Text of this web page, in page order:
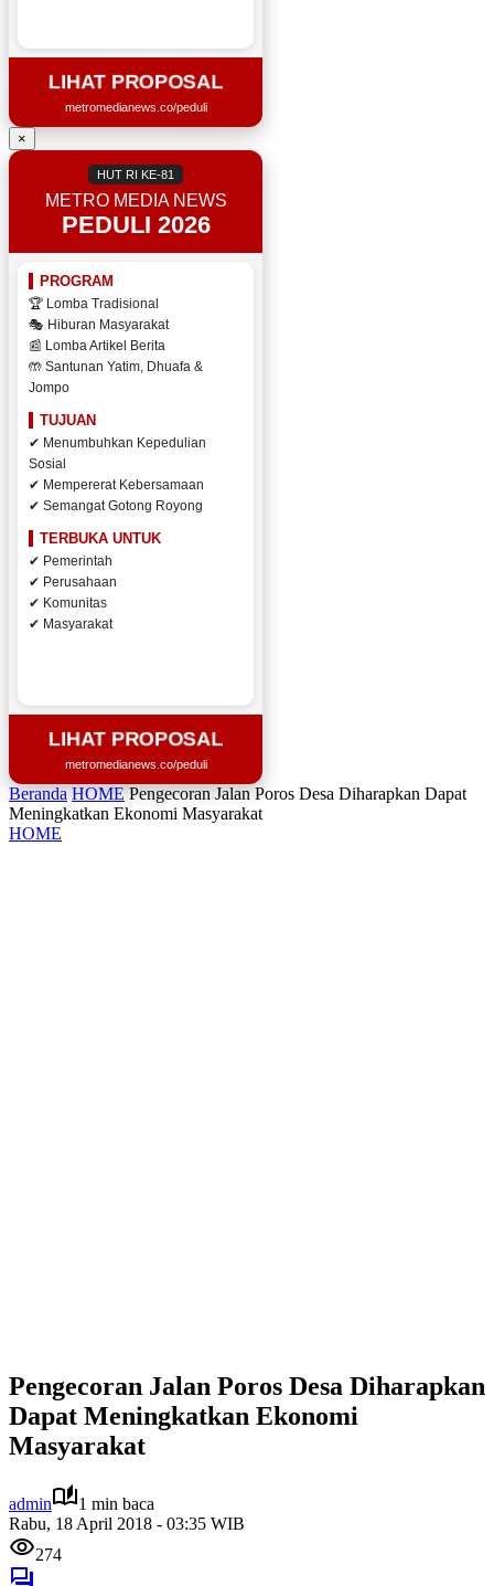
LIHAT PROPOSAL
metromedianews.co/peduli
×
HUT RI KE-81
METRO MEDIA NEWS
PEDULI 2026
PROGRAM
🏆 Lomba Tradisional
🎭 Hiburan Masyarakat
📰 Lomba Artikel Berita
🤲 Santunan Yatim, Dhuafa &
Jompo
TUJUAN
✔ Menumbuhkan Kepedulian
Sosial
✔ Mempererat Kebersamaan
✔ Semangat Gotong Royong
TERBUKA UNTUK
✔ Pemerintah
✔ Perusahaan
✔ Komunitas
✔ Masyarakat
LIHAT PROPOSAL
metromedianews.co/peduli
Beranda HOME Pengecoran Jalan Poros Desa Diharapkan Dapat
Meningkatkan Ekonomi Masyarakat
HOME
Pengecoran Jalan Poros Desa Diharapkan
Dapat Meningkatkan Ekonomi
Masyarakat
admin
1 min baca
Rabu, 18 April 2018 - 03:35 WIB
274